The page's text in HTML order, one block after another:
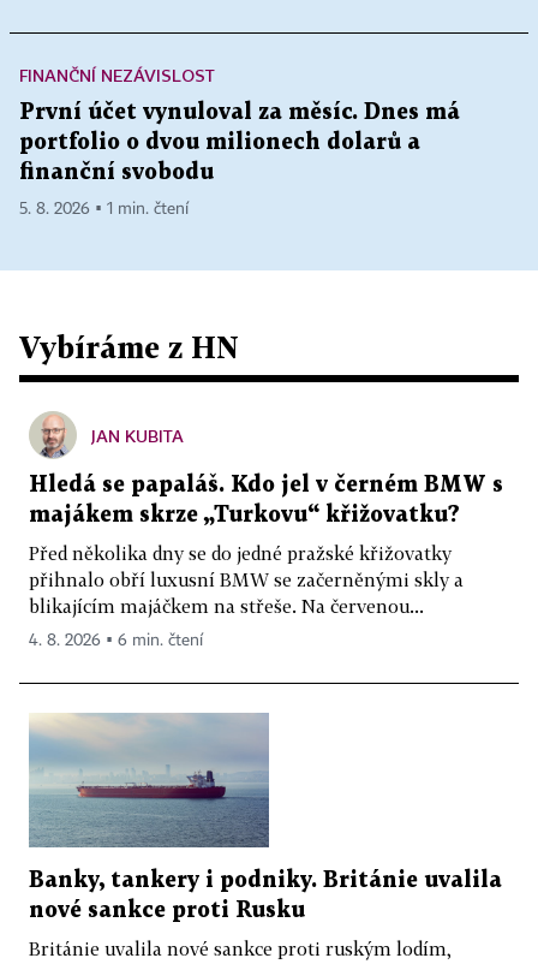
FINANČNÍ NEZÁVISLOST
První účet vynuloval za měsíc. Dnes má
portfolio o dvou milionech dolarů a
finanční svobodu
5. 8. 2026 ▪ 1 min. čtení
Vybíráme z HN
JAN KUBITA
Hledá se papaláš. Kdo jel v černém BMW s
majákem skrze „Turkovu“ křižovatku?
Před několika dny se do jedné pražské křižovatky
přihnalo obří luxusní BMW se začerněnými skly a
blikajícím majáčkem na střeše. Na červenou...
4. 8. 2026 ▪ 6 min. čtení
Banky, tankery i podniky. Británie uvalila
nové sankce proti Rusku
Británie uvalila nové sankce proti ruským lodím,